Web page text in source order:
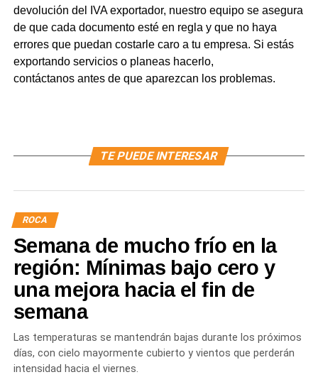
devolución del IVA exportador, nuestro equipo se asegura
de que cada documento esté en regla y que no haya
errores que puedan costarle caro a tu empresa. Si estás
exportando servicios o planeas hacerlo,
contáctanos antes de que aparezcan los problemas.
TE PUEDE INTERESAR
ROCA
Semana de mucho frío en la
región: Mínimas bajo cero y
una mejora hacia el fin de
semana
Las temperaturas se mantendrán bajas durante los próximos
días, con cielo mayormente cubierto y vientos que perderán
intensidad hacia el viernes.